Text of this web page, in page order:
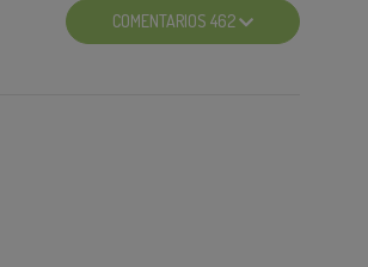
COMENTARIOS 462